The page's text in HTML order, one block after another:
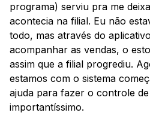
programa) serviu pra me
acontecia na filial. Eu não
todo, mas através do
acompanhar as vendas, o
assim que a filial progrediu.
estamos com o sistema
ajuda para fazer o controle
importantíssimo.